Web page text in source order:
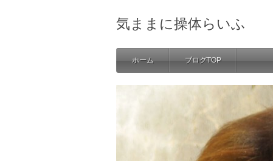
気ままに操体らいふ
ホーム ブログTOP